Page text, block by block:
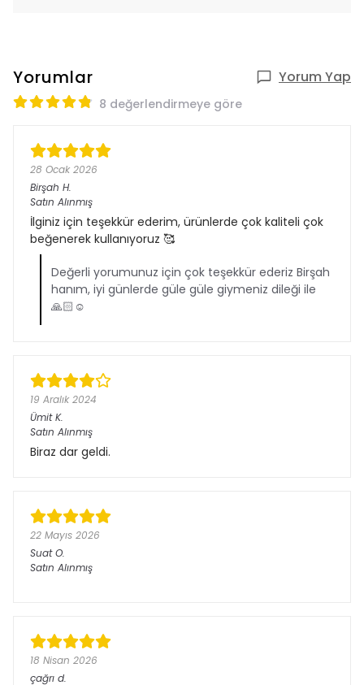
Yorumlar Yorum Yap
8 değerlendirmeye göre
28 Ocak 2026
Birşah H.
Satın Alınmış
İlginiz için teşekkür ederim, ürünlerde çok kaliteli çok
beğenerek kullanıyoruz 🥰
Değerli yorumunuz için çok teşekkür ederiz Birşah
hanım, iyi günlerde güle güle giymeniz dileği ile
🙏🏻☺️
19 Aralık 2024
Ümit K.
Satın Alınmış
Biraz dar geldi.
22 Mayıs 2026
Suat O.
Satın Alınmış
18 Nisan 2026
çağrı d.